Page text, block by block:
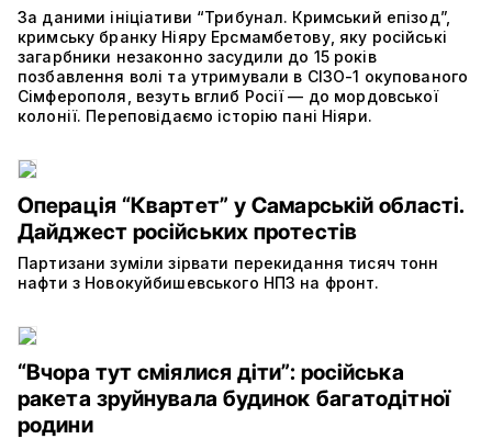
За даними ініціативи “Трибунал. Кримський епізод”,
кримську бранку Ніяру Ерсмамбетову, яку російські
загарбники незаконно засудили до 15 років
позбавлення волі та утримували в СІЗО-1 окупованого
Сімферополя, везуть вглиб Росії — до мордовської
колонії. Переповідаємо історію пані Ніяри.
Операція “Квартет” у Самарській області.
Дайджест російських протестів
Партизани зуміли зірвати перекидання тисяч тонн
нафти з Новокуйбишевського НПЗ на фронт.
“Вчора тут сміялися діти”: російська
ракета зруйнувала будинок багатодітної
родини